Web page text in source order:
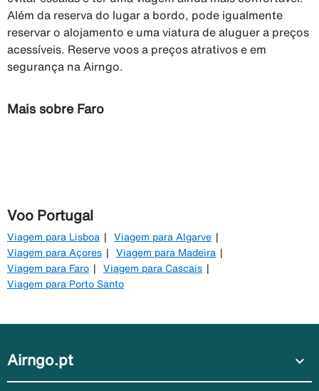
Além da reserva do lugar a bordo, pode igualmente
reservar o alojamento e uma viatura de aluguer a preços
acessíveis. Reserve voos a preços atrativos e em
segurança na Airngo.
Mais sobre Faro
Voo Portugal
Viagem para Lisboa
Viagem para Algarve
Viagem para Açores
Viagem para Madeira
Viagem para Faro
Viagem para Cascais
Viagem para Porto Santo
Airngo.pt expand_more